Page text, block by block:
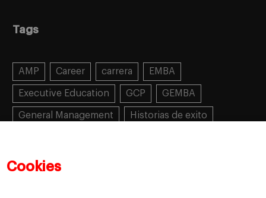
Cookies
Tags
AMP Career carrera EMBA
Executive Education GCP GEMBA
General Management Historias de exito
Mujeres emprendedoras